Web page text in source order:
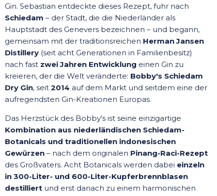
Gin. Sebastian entdeckte dieses Rezept, fuhr nach
Schiedam – der Stadt, die die Niederländer als
Hauptstadt des Genevers bezeichnen – und begann,
gemeinsam mit der traditionsreichen Herman Jansen
Distillery (seit acht Generationen in Familienbesitz)
nach fast zwei Jahren Entwicklung einen Gin zu
kreieren, der die Welt veränderte: Bobby's Schiedam
Dry Gin, seit 2014 auf dem Markt und seitdem eine der
aufregendsten Gin-Kreationen Europas.
Das Herzstück des Bobby's ist seine einzigartige
Kombination aus niederländischen Schiedam-
Botanicals und traditionellen indonesischen
Gewürzen – nach dem originalen Pinang-Raci-Rezept
des Großvaters. Acht Botanicals werden dabei einzeln
in 300-Liter- und 600-Liter-Kupferbrennblasen
destilliert und erst danach zu einem harmonischen